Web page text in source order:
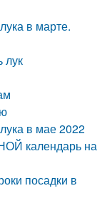
в марте.
лук
в мае 2022
календарь на
посадки в